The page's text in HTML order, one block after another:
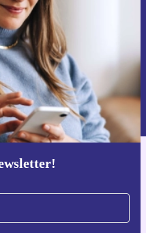
des données personnelles
.
refurbed